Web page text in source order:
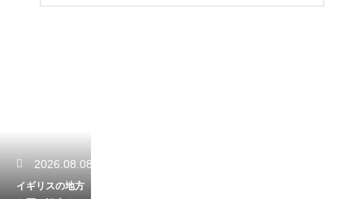
2026.08.08
イギリスの地方